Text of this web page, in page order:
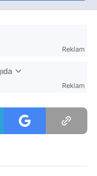
Reklam
Reklam